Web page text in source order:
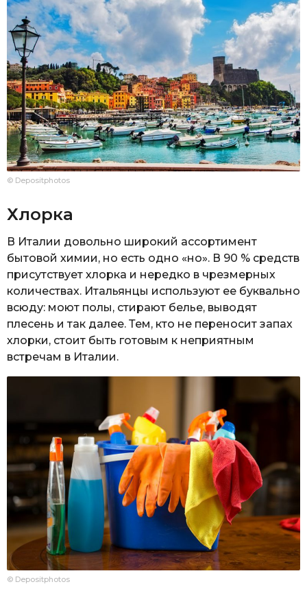
© Depositphotos
Хлорка
В Италии довольно широкий ассортимент
бытовой химии, но есть одно «но». В 90 % средств
присутствует хлорка и нередко в чрезмерных
количествах. Итальянцы используют ее буквально
всюду: моют полы, стирают белье, выводят
плесень и так далее. Тем, кто не переносит запах
хлорки, стоит быть готовым к неприятным
встречам в Италии.
© Depositphotos